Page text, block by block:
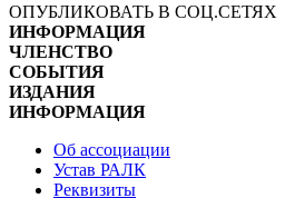
ОПУБЛИКОВАТЬ В СОЦ.СЕТЯХ
ИНФОРМАЦИЯ
ЧЛЕНСТВО
СОБЫТИЯ
ИЗДАНИЯ
ИНФОРМАЦИЯ
Об ассоциации
Устав РАЛК
Реквизиты